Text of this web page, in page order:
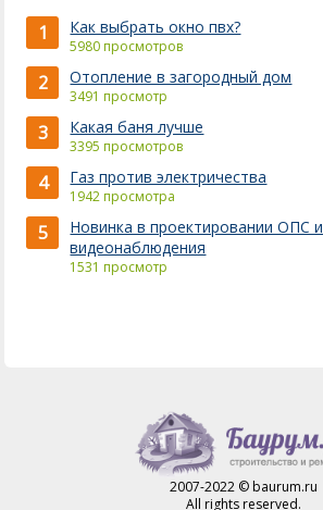
1 Как выбрать окно пвх?
5980 просмотров
2 Отопление в загородный дом
3491 просмотр
3 Какая баня лучше
3395 просмотров
4 Газ против электричества
1942 просмотра
5
Новинка в проектировании ОПС и
видеонаблюдения
1531 просмотр
2007-2022 © baurum.ru
All rights reserved.